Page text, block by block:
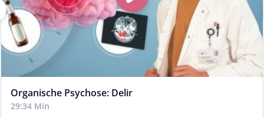
Organische Psychose: Delir
29:34 Min